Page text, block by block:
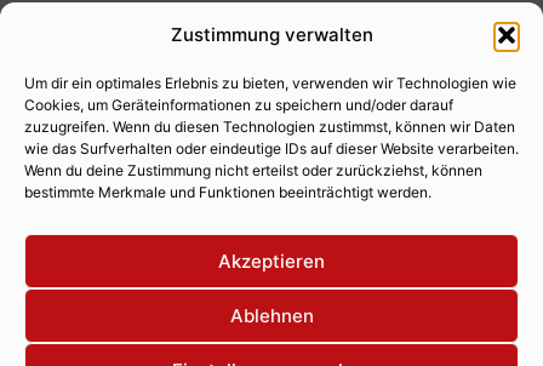
Zustimmung verwalten
Um dir ein optimales Erlebnis zu bieten, verwenden wir Technologien wie
Cookies, um Geräteinformationen zu speichern und/oder darauf
zuzugreifen. Wenn du diesen Technologien zustimmst, können wir Daten
wie das Surfverhalten oder eindeutige IDs auf dieser Website verarbeiten.
Wenn du deine Zustimmung nicht erteilst oder zurückziehst, können
bestimmte Merkmale und Funktionen beeinträchtigt werden.
Akzeptieren
Ablehnen
Fotoservice
Videoservice
Werbung
Contenterstellung
Lokalnachrichten
Lokalfernsehen
Eventkalender